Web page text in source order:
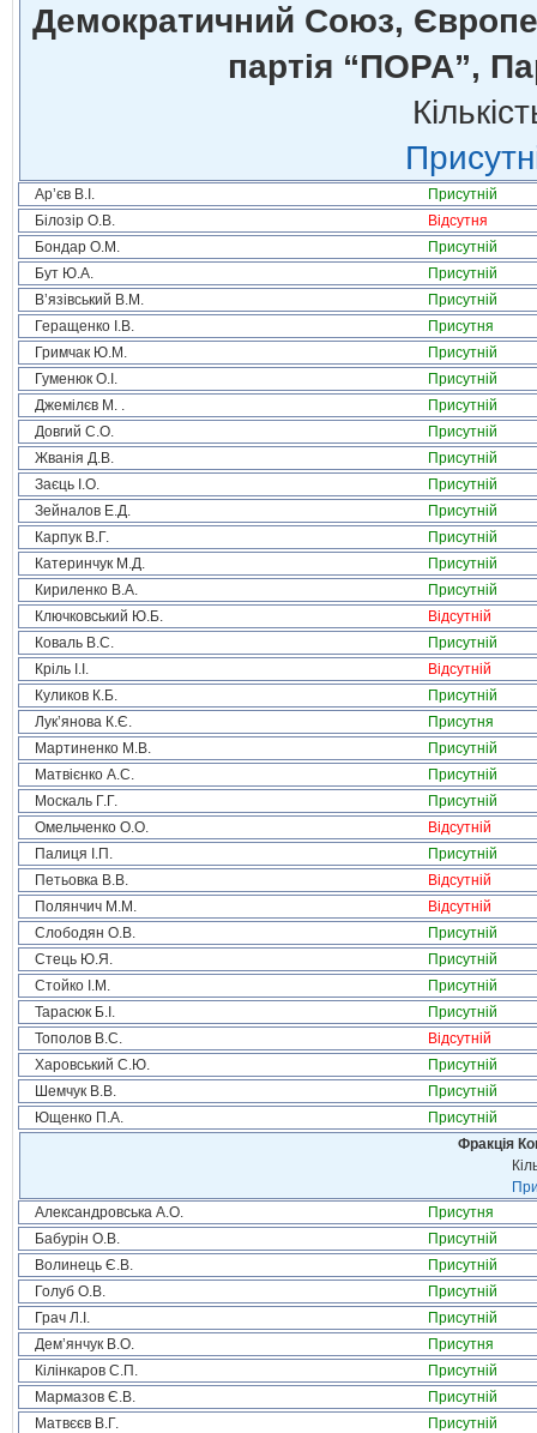
Демократичний Союз,
партія “ПОРА”,
Ар’єв В.І.
Присутній
Білозір О.В.
Відсутня
Бондар О.М.
Присутній
Бут Ю.А.
Присутній
В’язівський В.М.
Присутній
Геращенко І.В.
Присутня
Гримчак Ю.М.
Присутній
Гуменюк О.І.
Присутній
Джемілєв М. .
Присутній
Довгий С.О.
Присутній
Жванія Д.В.
Присутній
Заєць І.О.
Присутній
Зейналов Е.Д.
Присутній
Карпук В.Г.
Присутній
Катеринчук М.Д.
Присутній
Кириленко В.А.
Присутній
Ключковський Ю.Б.
Відсутній
Коваль В.С.
Присутній
Кріль І.І.
Відсутній
Куликов К.Б.
Присутній
Лук’янова К.Є.
Присутня
Мартиненко М.В.
Присутній
Матвієнко А.С.
Присутній
Москаль Г.Г.
Присутній
Омельченко О.О.
Відсутній
Палиця І.П.
Присутній
Петьовка В.В.
Відсутній
Полянчич М.М.
Відсутній
Слободян О.В.
Присутній
Стець Ю.Я.
Присутній
Стойко І.М.
Присутній
Тарасюк Б.І.
Присутній
Тополов В.С.
Відсутній
Харовський С.Ю.
Присутній
Шемчук В.В.
Присутній
Ющенко П.А.
Присутній
Фракція
Александровська А.О.
Присутня
Бабурін О.В.
Присутній
Волинець Є.В.
Присутній
Голуб О.В.
Присутній
Грач Л.І.
Присутній
Дем’янчук В.О.
Присутня
Кілінкаров С.П.
Присутній
Мармазов Є.В.
Присутній
Матвєєв В.Г.
Присутній